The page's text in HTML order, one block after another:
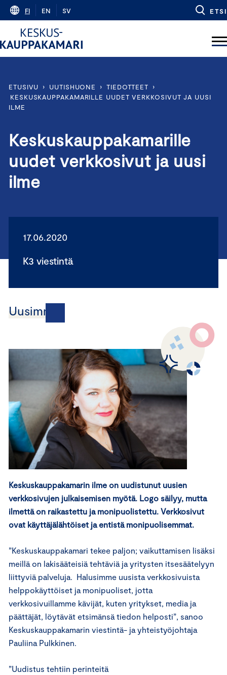
Skip
content
FI EN SV ETSI
ETUSIVU › UUTISHUONE › TIEDOTTEET
›
KESKUSKAUPPAKAMARILLE UUDET VERKKOSIVUT JA UUSI
ILME
Keskuskauppakamarille
uudet verkkosivut ja uusi
ilme
17.06.2020
K3 viestintä
Uusimmat
Keskuskauppakamarin ilme on uudistunut uusien
verkkosivujen julkaisemisen myötä. Logo säilyy, mutta
ilmettä on raikastettu ja monipuolistettu. Verkkosivut
ovat käyttäjälähtöiset ja entistä monipuolisemmat.
”Keskuskauppakamari tekee paljon; vaikuttamisen lisäksi
meillä on lakisääteisiä tehtäviä ja yritysten itsesäätelyyn
liittyviä palveluja. Halusimme uusista verkkosivuista
helppokäyttöiset ja monipuoliset, jotta
verkkosivuillamme kävijät, kuten yritykset, media ja
päättäjät, löytävät etsimänsä tiedon helposti”, sanoo
Keskuskauppakamarin viestintä- ja yhteistyöjohtaja
Pauliina Pulkkinen.
”Uudistus tehtiin perinteitä